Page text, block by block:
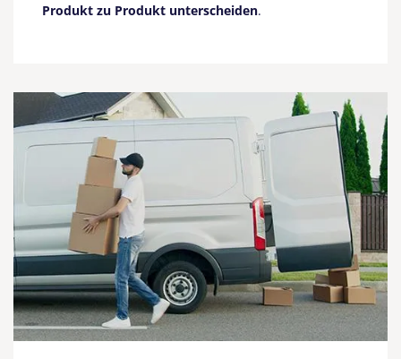
Produkt zu Produkt unterscheiden.